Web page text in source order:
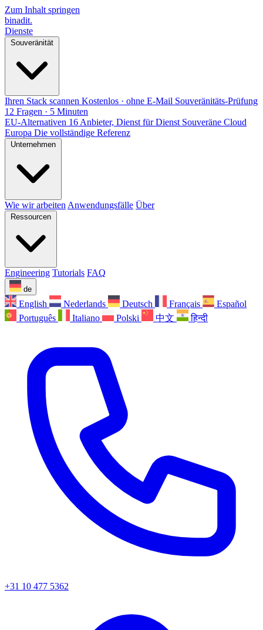
Zum Inhalt springen
binadit.
Dienste
Souveränität
Ihren Stack scannen Kostenlos · ohne E-Mail Souveränitäts-Prüfung
12 Fragen · 5 Minuten
EU-Alternativen 16 Anbieter, Dienst für Dienst Souveräne Cloud
Europa Die vollständige Referenz
Unternehmen
Wie wir arbeiten Anwendungsfälle Über
Ressourcen
Engineering Tutorials FAQ
de
English Nederlands Deutsch Français
Español
Português
Italiano Polski 中文 हिन्दी
+31 10 477 5362